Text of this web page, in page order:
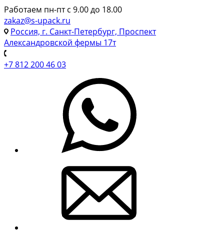
Работаем пн-пт с 9.00 до 18.00
zakaz@s-upack.ru
Россия, г. Санкт-Петербург, Проспект
Александровской фермы 17т
+7 812 200 46 03